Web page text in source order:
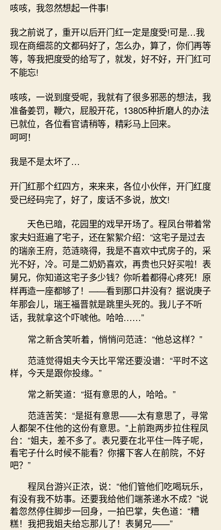
咳咳，我忽然想起一件事!
我之前说了，重开以后开门红一定是度受!可是…我
现在商细蕊的文都码好了，怎么办，算了，你们再等
等，等我把度受的给写了，就发，好不好，开门红可
不能忘!
咳咳，一说到度受呢，我就有了很多邪恶的想法，我
准备姜罚，鞭穴，屁股开花，13805种折磨人的办法
已就位，各位看官请稍等，精彩马上回来。
呵呵！
我是不是太坏了…
开门红那个红四方，来来来，各位小伙伴，开门红度
受已经码完了，好了，废话不多说，放文!
天色已暗，花园里的戏早开场了。程凤台带着常
家夫妇逛遍了宅子，还在絮絮介绍：“这宅子是过去
的瑞亲王府，范涟晓得，我是不喜欢中式房子的，采
光不好，冷。可是二奶奶喜欢，再贵也只好买啦！表
舅兄，你知道这宅子多少钱？你听着都得心疼死！原
样再造一座都够了！——看到那口井没有？据说庚子
年那会儿，瑞王福晋就是跳里头死的。我儿子不听
话，我就拿这个吓唬他。哈哈……”
常之新含笑听着，悄悄问范涟：“他总这样？”
范涟觉得姐夫今天比平常还要没谱：“平时不这
样，今天是跟你投缘。”
常之新笑道：“挺有意思的人，哈哈。”
范涟苦笑：“是挺有意思——太有意思了，寻常
人都架不住他的这份有意思。”上前跑两步拉住程凤
台：“姐夫，差不多了。表兄要在北平住一阵子呢，
看宅子什么时候不能看？你撂下客人在前院，不好
吧？”
程凤台游兴正浓，说：“他们管他们吃喝玩乐，
有没有我不妨事。还要我给他们端茶递水不成？”说
着忽然停住脚步一回身，一拍巴掌，失色道：“糟
糕！我把我姐夫给忘那儿了！表舅兄——”